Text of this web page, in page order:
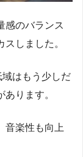
感のバランス
しました。
はもう少しだ
ります。
音楽性も向上